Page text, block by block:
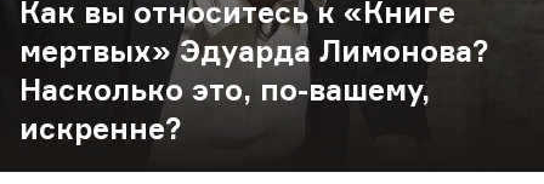
Как вы относитесь к «Книге
мертвых» Эдуарда Лимонова?
Насколько это, по-вашему,
искренне?